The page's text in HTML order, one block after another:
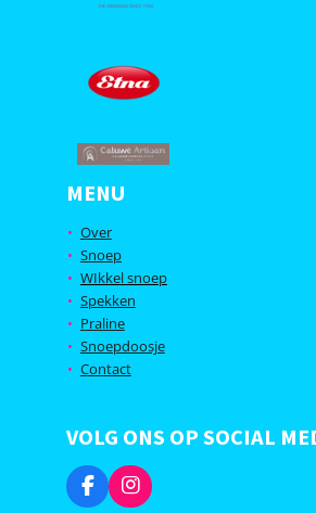
MENU
Over
Snoep
WIkkel snoep
Spekken
Praline
Snoepdoosje
Contact
VOLG ONS OP SOCIAL
F
I